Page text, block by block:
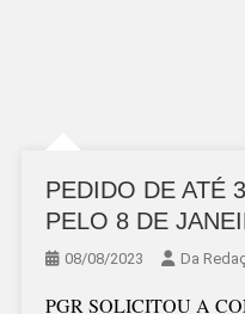
PEDIDO DE ATÉ
PELO 8 DE
08/08/2023 Da
PGR SOLICITOU A